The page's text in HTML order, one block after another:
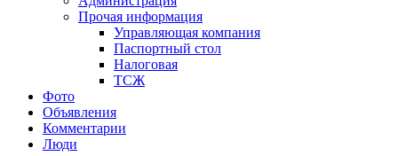
Прочая информация
Управляющая компания
Паспортный стол
Налоговая
ТСЖ
Фото
Объявления
Комментарии
Люди